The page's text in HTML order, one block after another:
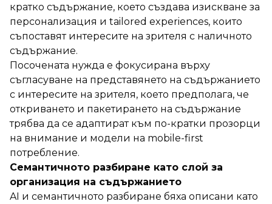
кратко съдържание, което създава изискване за
персонализация и tailored experiences, които
съпоставят интересите на зрителя с наличното
съдържание.
Посочената нужда е фокусирана върху
съгласуване на представянето на съдържанието
с интересите на зрителя, което предполага, че
откриването и пакетирането на съдържание
трябва да се адаптират към по-кратки прозорци
на внимание и модели на mobile-first
потребление.
Семантичното разбиране като слой за
организация на съдържанието
AI и семантичното разбиране бяха описани като